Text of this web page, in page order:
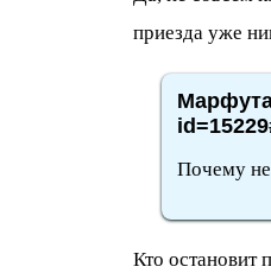
приезда уже
Почему не
Кто остановит